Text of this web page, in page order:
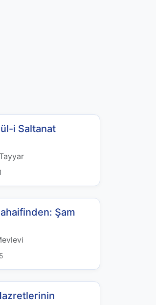
i Saltanat
Şam